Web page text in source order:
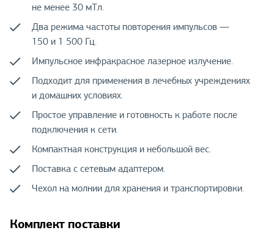
не менее 30 мТл.
Два режима частоты повторения импульсов —
150 и 1 500 Гц.
Импульсное инфракрасное лазерное излучение.
Подходит для применения в лечебных учреждениях
и домашних условиях.
Простое управление и готовность к работе после
подключения к сети.
Компактная конструкция и небольшой вес.
Поставка с сетевым адаптером.
Чехол на молнии для хранения и транспортировки.
Комплект поставки